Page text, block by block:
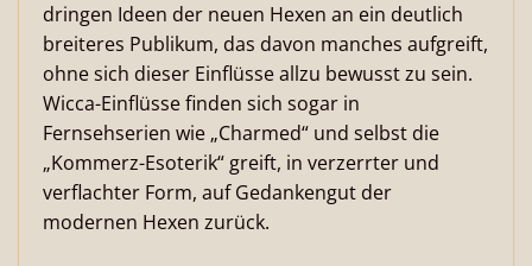
dringen Ideen der neuen Hexen an ein deutlich
breiteres Publikum, das davon manches aufgreift,
ohne sich dieser Einflüsse allzu bewusst zu sein.
Wicca-Einflüsse finden sich sogar in
Fernsehserien wie „Charmed“ und selbst die
„Kommerz-Esoterik“ greift, in verzerrter und
verflachter Form, auf Gedankengut der
modernen Hexen zurück.